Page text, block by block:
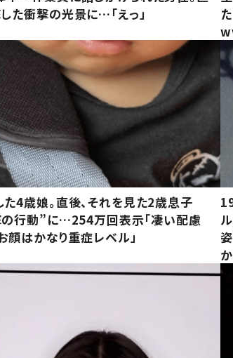
た衝撃の光景に…「えっ」
4歳娘。直後、それを見た2歳息子
行動”に…254万回表示「凄い配慮
お顔はかなり重症レベル」